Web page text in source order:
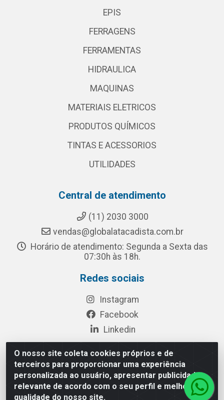
O nosso site coleta cookies próprios e de
terceiros para proporcionar uma experiência
personalizada ao usuário, apresentar publicidade
relevante de acordo com o seu perfil e melhorar a
qualidade do nosso site.
EPIS
FERRAGENS
FERRAMENTAS
HIDRAULICA
MAQUINAS
MATERIAIS ELETRICOS
PRODUTOS QUÍMICOS
TINTAS E ACESSORIOS
UTILIDADES
Central de atendimento
(11) 2030 3000
vendas@globalatacadista.com.br
Horário de atendimento: Segunda a Sexta das
07:30h às 18h.
Redes sociais
Instagram
Facebook
Linkedin
Rua Chipuê, 117 - S. Miguel Paulista São Paulo/SP - CEP
08010-260- CNPJ: 03.010.739/0001-72